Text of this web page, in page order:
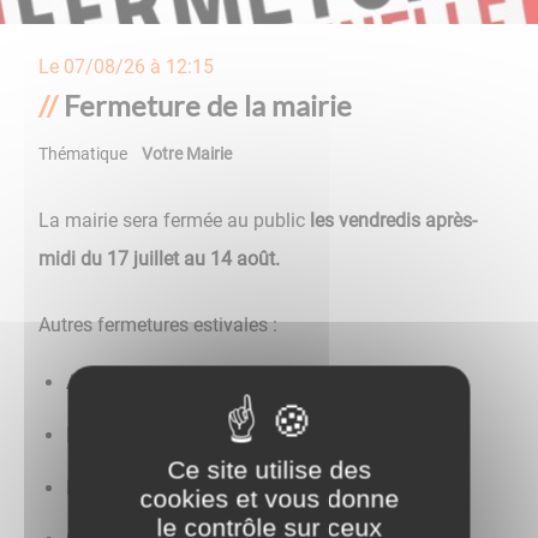
Le 07/08/26 à 12:15
Fermeture de la mairie
Thématique Votre Mairie
La mairie sera fermée au public les vendredis après-
midi du 17 juillet au 14 août.
Autres fermetures estivales :
Archives municipales
Médiathèque Le Passagedu 4 au 15 août
France servicesdu 10 au 21 août
Ce site utilise des
cookies et vous donne
le contrôle sur ceux